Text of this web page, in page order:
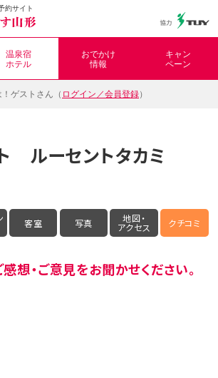
約サイト
温泉宿
ホテル
おでかけ
情報
キャン
ペーン
ゲストさん（ ログイン／会員登録）
ルーセントタカミ
客室 写真 地図・
アクセス クチコミ
想・ご意見をお聞かせください。